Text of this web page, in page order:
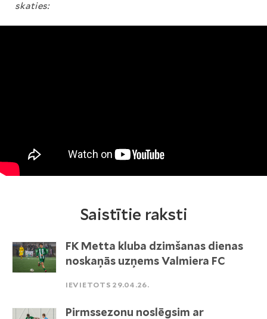
skaties:
Saistītie raksti
FK Metta kluba dzimšanas dienas
noskaņās uzņems Valmiera FC
IEVIETOTS 29.04.26.
Pirmssezonu noslēgsim ar